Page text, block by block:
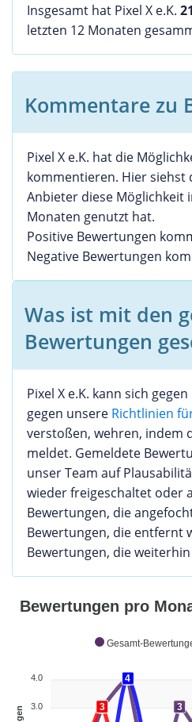
Insgesamt hat Pixel X e.K. 21
letzten 12 Monaten
Kommentare zu
Pixel X e.K. hat die
kommentieren. Hier siehst
Anbieter diese Möglichkeit
Monaten genutzt hat.
Positive Bewertungen
Negative Bewertungen
Was ist mit den
Bewertungen
Pixel X e.K. kann sich
gegen unsere Richtlinien
verstoßen, wehren, indem
meldet. Gemeldete
unser Team auf
wieder freigeschaltet oder
Bewertungen, die
Bewertungen, die entfernt
Bewertungen, die
Gesamt-
Bewertungen pro
4.0
3.0 3
4
3
3
4